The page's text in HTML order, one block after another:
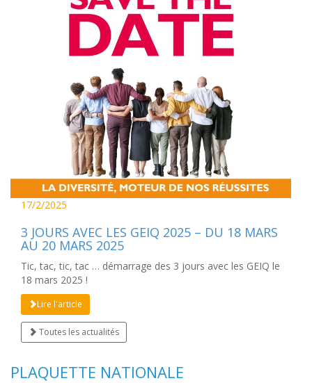
17/2/2025
3 JOURS AVEC LES GEIQ 2025 – DU 18 MARS
AU 20 MARS 2025
Tic, tac, tic, tac … démarrage des 3 jours avec les GEIQ le
18 mars 2025 !
Lire l'article
Toutes les actualités
PLAQUETTE NATIONALE